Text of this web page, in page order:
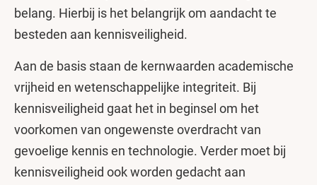
belang. Hierbij is het belangrijk om aandacht te
besteden aan kennisveiligheid.
Aan de basis staan de kernwaarden academische
vrijheid en wetenschappelijke integriteit. Bij
kennisveiligheid gaat het in beginsel om het
voorkomen van ongewenste overdracht van
gevoelige kennis en technologie. Verder moet bij
kennisveiligheid ook worden gedacht aan